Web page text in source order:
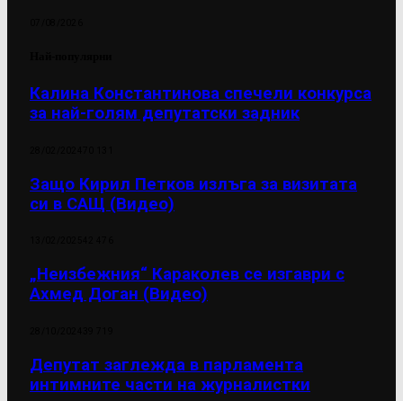
Калина Константинова спечели конкурса
за най-голям депутатски задник
Защо Кирил Петков излъга за визитата
си в САЩ (Видео)
„Неизбежния“ Караколев се изгаври с
Ахмед Доган (Видео)
Депутат заглежда в парламента
интимните части на журналистки